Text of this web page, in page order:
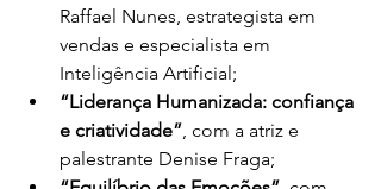
Raffael Nunes, estrategista em
vendas e especialista em
Inteligência Artificial;
“Liderança Humanizada: confiança
e criatividade” , com a atriz e
palestrante Denise Fraga;